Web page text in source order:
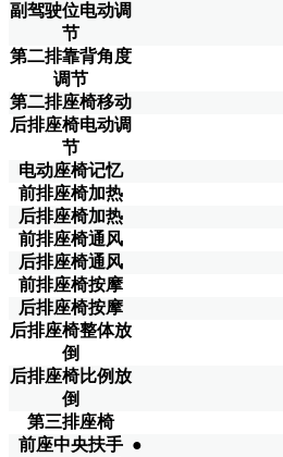
副驾驶位电动调
节
第二排靠背角度
调节
第二排座椅移动
后排座椅电动调
节
电动座椅记忆
前排座椅加热
后排座椅加热
前排座椅通风
后排座椅通风
前排座椅按摩
后排座椅按摩
后排座椅整体放
倒
后排座椅比例放
倒
第三排座椅
前座中央扶手 ●